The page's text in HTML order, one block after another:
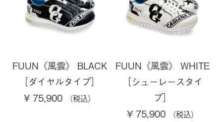
FUUN《風雲》 BLACK
［ダイヤルタイプ］
¥ 75,900
FUUN《風雲》 WHITE
［シューレースタイ
プ］
¥ 75,900